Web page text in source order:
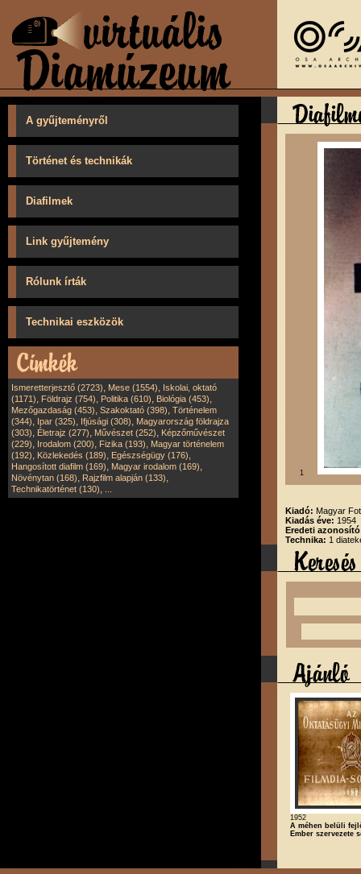
A gyűjteményről
Történet és technikák
Diafilmek
Link gyűjtemény
Rólunk írták
Technikai eszközök
Ismeretterjesztő (2723), Mese (1554), Iskolai, oktató
(1171), Földrajz (754), Politika (610), Biológia (453),
Mezőgazdaság (453), Szakoktató (398), Történelem
(344), Ipar (325), Ifjúsági (308), Magyarország földrajza
(303), Életrajz (277), Művészet (252), Képzőművészet
(229), Irodalom (200), Fizika (193), Magyar történelem
(192), Közlekedés (189), Egészségügy (176),
Hangosított diafilm (169), Magyar irodalom (169),
Növénytan (168), Rajzfilm alapján (133),
Technikatörténet (130),
1
Kiadó: Magyar
Kiadás éve: 1954
Eredeti
Technika: 1
1952
A méhen belüli
Ember szervezete